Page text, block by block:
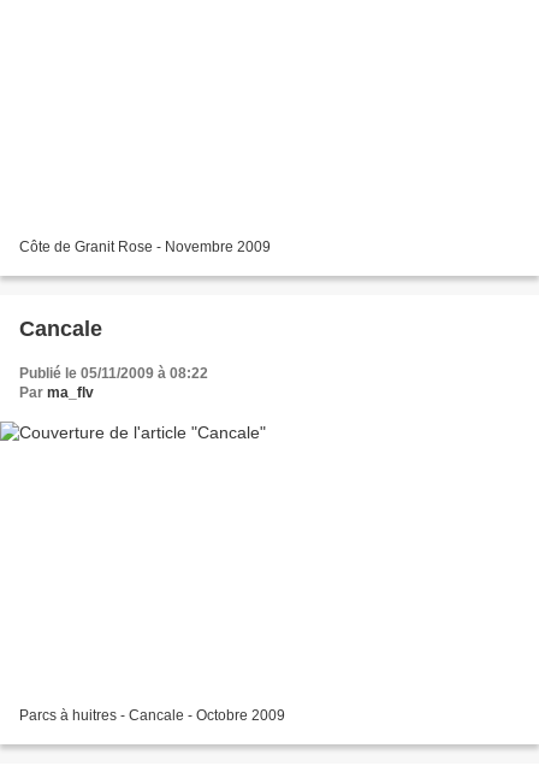
Côte de Granit Rose - Novembre 2009
Cancale
Publié le 05/11/2009 à 08:22
Par ma_flv
Parcs à huitres - Cancale - Octobre 2009